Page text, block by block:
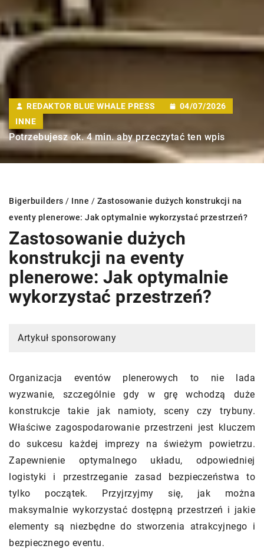
REDAKTOR BLUE WHALE PRESS
04/07/2026
INNE
Potrzebujesz ok. 4 min. aby przeczytać ten wpis
Bigerbuilders / Inne / Zastosowanie dużych konstrukcji na
eventy plenerowe: Jak optymalnie wykorzystać przestrzeń?
Zastosowanie dużych
konstrukcji na eventy
plenerowe: Jak optymalnie
wykorzystać przestrzeń?
Artykuł sponsorowany
Organizacja eventów plenerowych to nie lada
wyzwanie, szczególnie gdy w grę wchodzą duże
konstrukcje takie jak namioty, sceny czy trybuny.
Właściwe zagospodarowanie przestrzeni jest kluczem
do sukcesu każdej imprezy na świeżym powietrzu.
Zapewnienie optymalnego układu, odpowiedniej
logistyki i przestrzeganie zasad bezpieczeństwa to
tylko początek. Przyjrzyjmy się, jak można
maksymalnie wykorzystać dostępną przestrzeń i jakie
elementy są niezbędne do stworzenia atrakcyjnego i
bezpiecznego eventu.